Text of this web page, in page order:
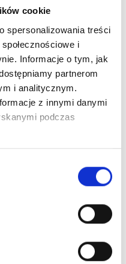
cookie
spersonalizowania treści
i
Informacje o tym, jak
partnerom
i analitycznym.
z innymi danymi
podczas
it perfect as a base
compositions and
of the healed effect.
looking for a
work - from natural
lip styles.